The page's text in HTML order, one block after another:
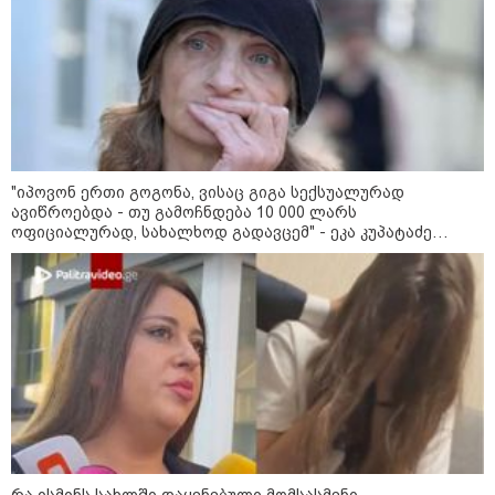
"2008 წელს საქართველო
გადავარჩინეთ - აი, 2012 წლის
"გამარჯვება" ვინც იზეიმეთ,
სწორედ ეგ იყო ქართული
ისტორიული კატასტროფა და
რაც რუსმა ჯარით ვერ აიღო,
შიდა ღალატით გაინაღდა" -
მიხეილ სააკაშვილი
14:20 / 07-08-2026
"ჩემი აზრით, ენამ გაუსწრო
აზრს და არ არის ეს კარგი,
თუმცა თუ რაიმეში არ მეპარება
ეჭვი, გიორგი ბარამიძის
პატრიოტიზმია" - ნიკა გვარამია
13:42 / 07-08-2026
"საქართველო მშვიდი ქვეყანაა,
სტუმართმოყვარე ხალხი ვართ
და ყველას შეუძლია ჩამოვიდეს,
არავინ შეზღუდული არაა" - კახა
კალაძე
13:27 / 07-08-2026
"სტუმართმოყვარე ხალხი ვართ
"იპოვონ ერთი გოგონა, ვისაც გიგა სექსუალურად
ავიწროებდა - თუ გამოჩნდება 10 000 ლარს
ოფიციალურად, სახალხოდ გადავცემ" - ეკა კუპატაძე
განცხადებას ავრცელებს